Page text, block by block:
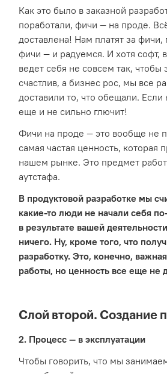
Как это было в заказной
поработали, фичи — на проде.
доставлена! Нам платят за
фичи — и радуемся. И хотя софт,
ведет себя не совсем так, чтобы
счастлив, а бизнес рос, мы все
доставили то, что обещали.
еще и не сильно глючит!
Фичи на проде — это вообще не
самая частая ценность, которая
нашем рынке. Это предмет
аутстафа.
В продуктовой разработке мы
какие-то люди не начали себя
в результате вашей
ничего. Ну, кроме того, что
разработку. Это, конечно,
работы, но ценность все еще не
Слой второй. Создание
2. Процесс — в эксплуатации
Чтобы говорить, что мы